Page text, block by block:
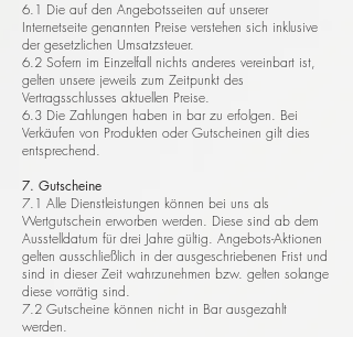
6.1 Die auf den Angebotsseiten auf unserer
Internetseite genannten Preise verstehen sich inklusive
der gesetzlichen Umsatzsteuer.
6.2 Sofern im Einzelfall nichts anderes vereinbart ist,
gelten unsere jeweils zum Zeitpunkt des
Vertragsschlusses aktuellen Preise.
6.3 Die Zahlungen haben in bar zu erfolgen. Bei
Verkäufen von Produkten oder Gutscheinen gilt dies
entsprechend.
7. Gutscheine
7.1 Alle Dienstleistungen können bei uns als
Wertgutschein erworben werden. Diese sind ab dem
Ausstelldatum für drei Jahre gültig. Angebots-Aktionen
gelten ausschließlich in der ausgeschriebenen Frist und
sind in dieser Zeit wahrzunehmen bzw. gelten solange
diese vorrätig sind.
7.2 Gutscheine können nicht in Bar ausgezahlt
werden.